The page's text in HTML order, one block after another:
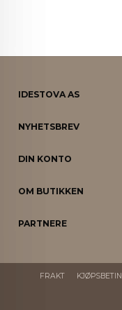
IDESTOVA AS
NYHETSBREV
DIN KONTO
OM BUTIKKEN
PARTNERE
FRAKT